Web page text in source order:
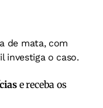
de mata, com
investiga o caso.
e receba os